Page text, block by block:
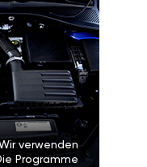
verwenden
Programme